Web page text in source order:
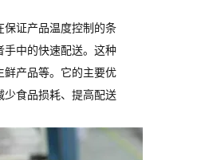
证产品温度控制的条
中的快速配送。这种
产品等。它的主要优
食品损耗、提高配送